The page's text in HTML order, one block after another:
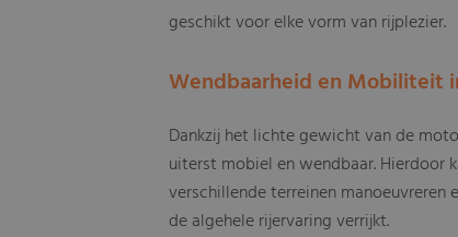
geschikt voor elke vorm van rijplezier.
Wendbaarheid en Mobiliteit
Dankzij het lichte gewicht van de
uiterst mobiel en wendbaar. Hierdoor
verschillende terreinen manoeuvreren
de algehele rijervaring verrijkt.